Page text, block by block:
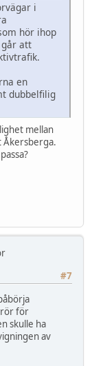
i
hör ihop
att
en
dubbelfilig
mellan
Åkersberga.
#7
för
skulle ha
av